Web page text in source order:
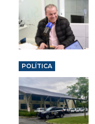
POLÍTICA